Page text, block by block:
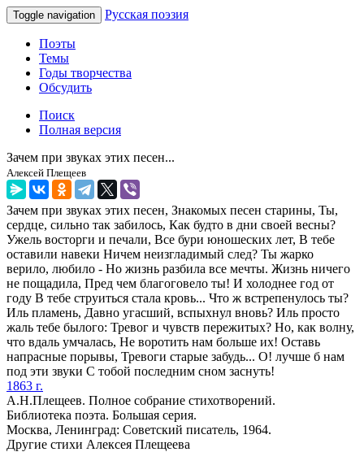
Toggle navigation Русская поэзия
Поэты
Темы
Годы творчества
Обсудить
Поиск
Полная версия
Зачем при звуках этих песен...
Алексей Плещеев
Зачем при звуках этих песен, Знакомых песен старины, Ты,
сердце, сильно так забилось, Как будто в дни своей весны?
Ужель восторги и печали, Все бури юношеских лет, В тебе
оставили навеки Ничем неизгладимый след? Ты жарко
верило, любило - Но жизнь разбила все мечты. Жизнь ничего
не пощадила, Пред чем благоговело ты! И холоднее год от
году В тебе струиться стала кровь... Что ж встрепенулось ты?
Иль пламень, Давно угасший, вспыхнул вновь? Иль просто
жаль тебе былого: Тревог и чувств пережитых? Но, как волну,
что вдаль умчалась, Не воротить нам больше их! Оставь
напрасные порывы, Тревоги старые забудь... О! лучше б нам
под эти звуки С тобой последним сном заснуть!
1863 г.
А.Н.Плещеев. Полное собрание стихотворений.
Библиотека поэта. Большая серия.
Москва, Ленинград: Советский писатель, 1964.
Другие стихи Алексея Плещеева